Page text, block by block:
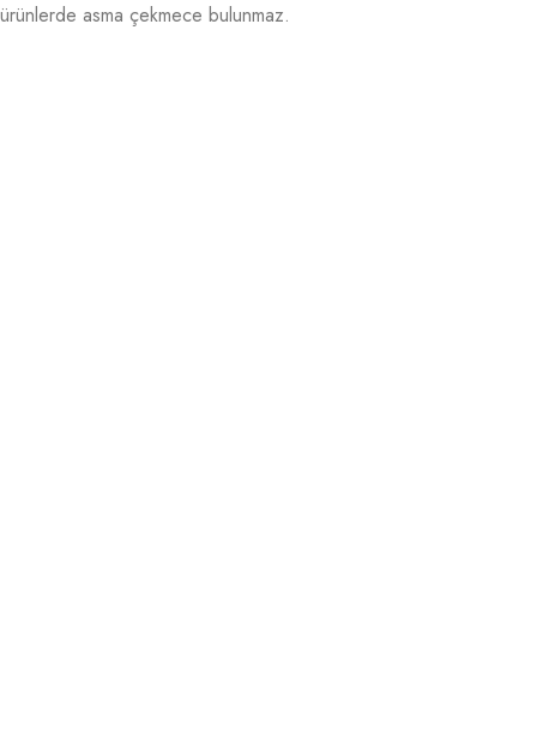
ürünlerde asma çekmece bulunmaz.